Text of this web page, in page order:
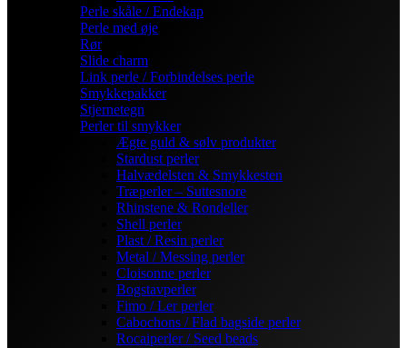
Perle skåle / Endekap
Perle med øje
Rør
Slide charm
Link perle / Forbindelses perle
Smykkepakker
Stjernetegn
Perler til smykker
Ægte guld & sølv produkter
Stardust perler
Halvædelsten & Smykkesten
Træperler – Suttesnore
Rhinstene & Rondeller
Shell perler
Plast / Resin perler
Metal / Messing perler
Cloisonne perler
Bogstavperler
Fimo / Ler perler
Cabochons / Flad bagside perler
Rocaiperler / Seed beads